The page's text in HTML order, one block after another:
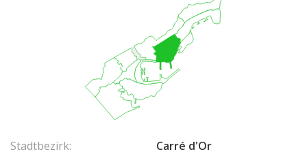
Stadtbezirk:
Carré d'Or